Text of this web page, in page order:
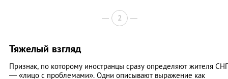
2
Тяжелый взгляд
Признак, по которому иностранцы сразу определяют жителя СНГ
— «лицо с проблемами». Одни описывают выражение как